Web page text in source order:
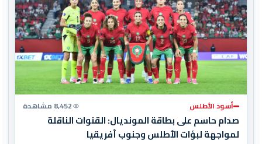
أسود الأطلس 8,452 مشاهدة
صدام حاسم على بطاقة المونديال: القنوات الناقلة
لمواجهة لبؤات الأطلس وجنوب أفريقيا